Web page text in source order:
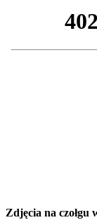
Zdjęcia na czołgu